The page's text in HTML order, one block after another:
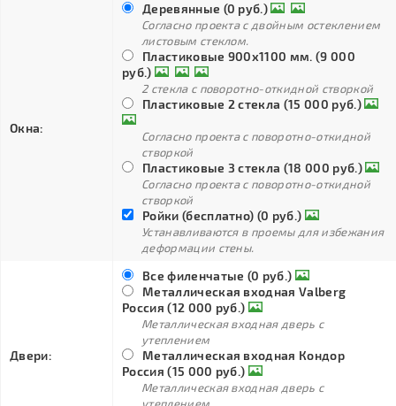
Окна:
Деревянные (0 руб.)
Согласно проекта с двойным остеклением
листовым стеклом.
Пластиковые 900х1100 мм. (9 000
руб.)
2 стекла с поворотно-откидной створкой
Пластиковые 2 стекла (15 000 руб.)
Согласно проекта с поворотно-откидной
створкой
Пластиковые 3 стекла (18 000 руб.)
Согласно проекта с поворотно-откидной
створкой
Ройки (бесплатно) (0 руб.)
Устанавливаются в проемы для избежания
деформации стены.
Двери:
Все филенчатые (0 руб.)
Металлическая входная Valberg
Россия (12 000 руб.)
Металлическая входная дверь с
утеплением
Металлическая входная Кондор
Россия (15 000 руб.)
Металлическая входная дверь с